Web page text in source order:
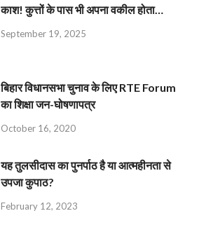
काश! कुत्तों के पास भी अपना वकील होता…
September 19, 2025
बिहार विधानसभा चुनाव के लिए RTE Forum
का शिक्षा जन-घोषणापत्र
October 16, 2020
यह तुलसीदास का पुनर्पाठ है या आत्महीनता से
उपजा कुपाठ?
February 12, 2023